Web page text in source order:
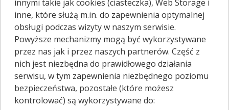
Wpisz nazwę leku
W Pogorzeli są
apteki.
Wybierz typ aptek
innymi takie jak cookies (ciasteczka), Web Storage i
inne, które służą m.in. do zapewnienia optymalnej
obsługi podczas wizyty w naszym serwisie.
Powyższe mechanizmy mogą być wykorzystywane
przez nas jak i przez naszych partnerów. Część z
nich jest niezbędna do prawidłowego działania
serwisu, w tym zapewnienia niezbędnego poziomu
bezpieczeństwa, pozostałe (które możesz
kontrolować) są wykorzystywane do: